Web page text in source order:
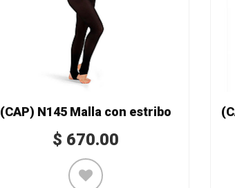
(CAP) N145 Malla con estribo
$ 670.00